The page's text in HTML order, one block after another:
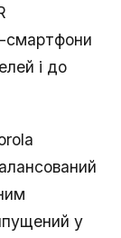
смартфони
і до
у